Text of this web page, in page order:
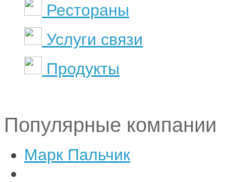
Рестораны
Услуги связи
Продукты
Популярные компании
Марк Пальчик